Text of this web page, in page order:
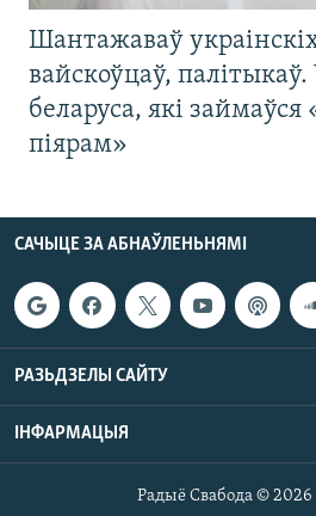
Шантажаваў
вайскоўцаў,
беларуса, які
піярам»
САЧЫЦЕ ЗА АБНАЎЛЕНЬНЯМІ
РАЗЬДЗЕЛЫ САЙТУ
ІНФАРМАЦЫЯ
Радыё Свабода ©